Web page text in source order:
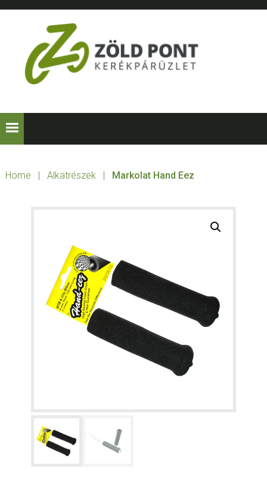
Skip
navigation
Skip
content
Skip
ZÖLD
PONT
Home | Alkatrészek | Markolat Hand Eez